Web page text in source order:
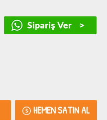
HEMEN SATIN AL